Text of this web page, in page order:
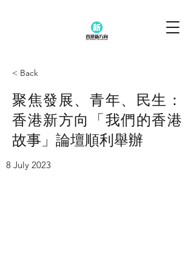
< Back
聚焦發展、青年、民生：
香港新方向「我們的香港
故事」論壇順利舉辦
8 July 2023